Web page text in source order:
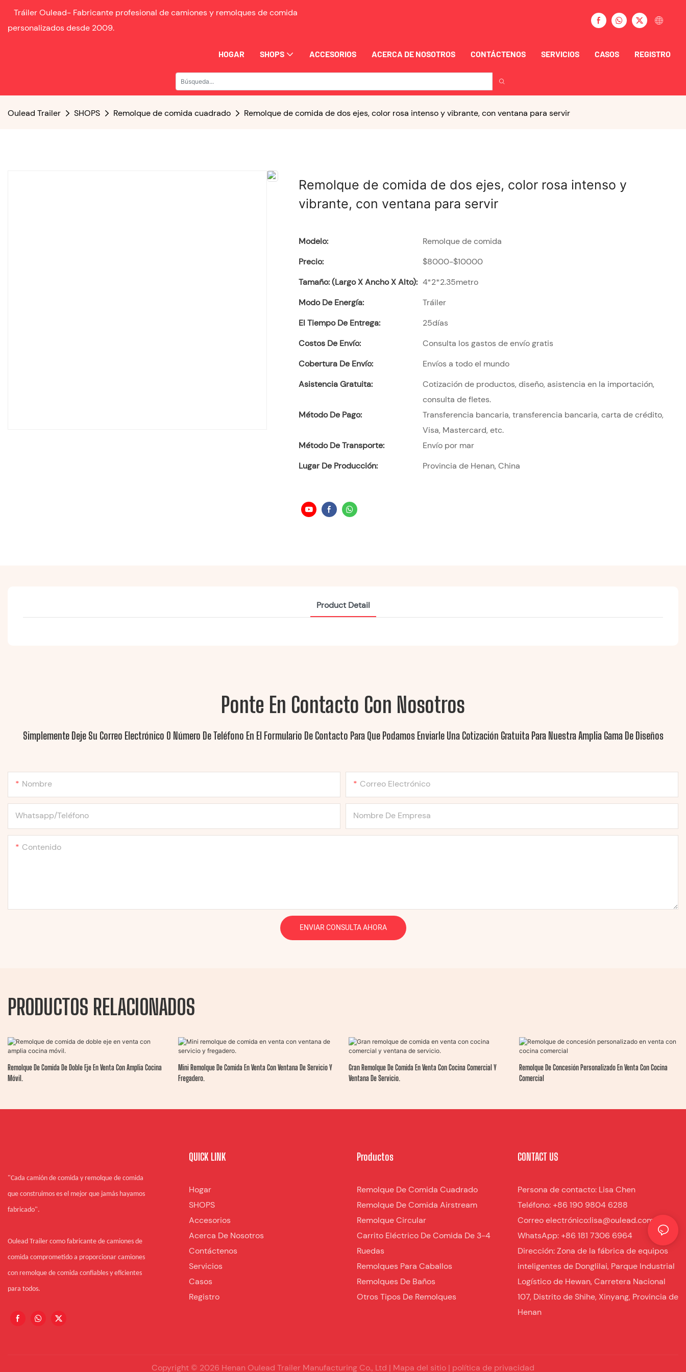
Tráiler Oulead- Fabricante profesional de camiones y remolques de comida
personalizados desde 2009.
HOGAR SHOPS ACCESORIOS ACERCA DE NOSOTROS CONTÁCTENOS SERVICIOS CASOS REGISTRO
Oulead Trailer SHOPS Remolque de comida cuadrado Remolque de comida de dos ejes, color rosa intenso y vibrante, con ventana para servir
Remolque de comida de dos ejes, color rosa intenso y
vibrante, con ventana para servir
Modelo:
Remolque de comida
Precio:
$8000-$10000
Tamaño: (largo X Ancho X Alto): 4*2*2.35metro
Modo De Energía:
Tráiler
El Tiempo De Entrega:
25días
Costos De Envío:
Consulta los gastos de envío gratis
Cobertura De Envío:
Envíos a todo el mundo
Asistencia Gratuita:
Cotización de productos, diseño, asistencia en la importación,
consulta de fletes.
Método De Pago:
Transferencia bancaria, transferencia bancaria, carta de crédito,
Visa, Mastercard, etc.
Método De Transporte:
Envío por mar
Lugar De Producción:
Provincia de Henan, China
Product Detail
Ponte En Contacto Con Nosotros
Simplemente Deje Su Correo Electrónico O Número De Teléfono En El Formulario De Contacto Para Que Podamos Enviarle Una Cotización Gratuita Para Nuestra Amplia Gama De Diseños
Nombre Correo Electrónico
Whatsapp/Teléfono Nombre De Empresa
Contenido
ENVIAR CONSULTA AHORA
PRODUCTOS RELACIONADOS
Remolque De Comida De Doble Eje En Venta Con Amplia Cocina
Móvil.
Mini Remolque De Comida En Venta Con Ventana De Servicio Y
Fregadero.
Gran Remolque De Comida En Venta Con Cocina Comercial Y
Ventana De Servicio.
Remolque De Concesión Personalizado En Venta Con Cocina
Comercial
"Cada camión de comida y remolque de comida
que construimos es el mejor que jamás hayamos
fabricado".
Oulead Trailer como fabricante de camiones de
comida comprometido a proporcionar camiones
con remolque de comida confiables y eficientes
para todos.
QUICK LINK
Hogar
SHOPS
Accesorios
Acerca De Nosotros
Contáctenos
Servicios
Casos
Registro
Productos
Remolque De Comida Cuadrado
Remolque De Comida Airstream
Remolque Circular
Carrito Eléctrico De Comida De 3-4
Ruedas
Remolques Para Caballos
Remolques De Baños
Otros Tipos De Remolques
CONTACT US
Persona de contacto: Lisa Chen
Teléfono: +86 190 9804 6288
Correo electrónico:lisa@oulead.com
WhatsApp: +86 181 7306 6964
Dirección: Zona de la fábrica de equipos
inteligentes de Donglilai, Parque Industrial
Logístico de Hewan, Carretera Nacional
107, Distrito de Shihe, Xinyang, Provincia de
Henan
Copyright © 2026 Henan Oulead Trailer Manufacturing Co., Ltd | Mapa del sitio | política de privacidad